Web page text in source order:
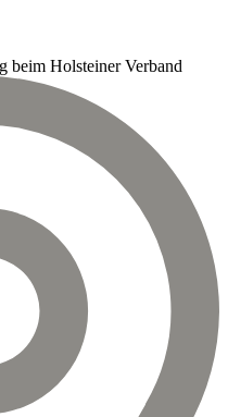
beim Holsteiner Verband